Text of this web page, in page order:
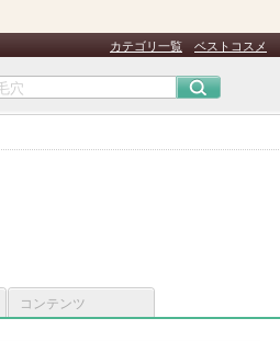
カテゴリ一覧 ベストコスメ
コンテンツ